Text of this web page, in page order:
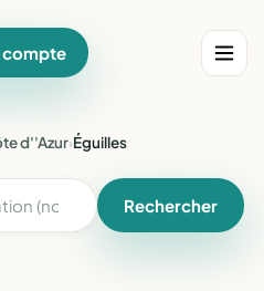
compte
d''Azur›Éguilles
Rechercher